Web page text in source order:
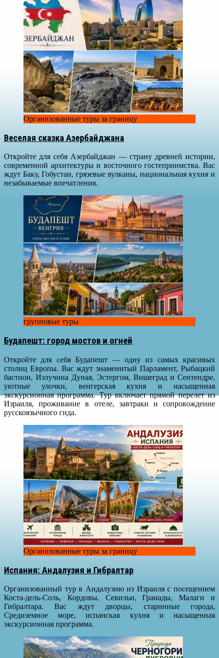
Организованные туры за границу
Веселая сказка Азербайджана
Откройте для себя Азербайджан — страну древней истории,
современной архитектуры и восточного гостеприимства. Вас
ждут Баку, Гобустан, грязевые вулканы, национальная кухня и
незабываемые впечатления.
групповые туры
Будапешт: город мостов и огней
Откройте для себя Будапешт — одну из самых красивых
столиц Европы. Вас ждут знаменитый Парламент, Рыбацкий
бастион, Излучина Дуная, Эстергом, Вишеград и Сентендре,
уютные улочки, венгерская кухня и насыщенная
экскурсионная программа. Тур включает прямой перелет из
Израиля, проживание в отеле, завтраки и сопровождение
русскоязычного гида.
Организованные туры за границу
Испания: Андалузия и Гибралтар
Организованный тур в Андалузию из Израиля с посещением
Коста-дель-Соль, Кордовы, Севильи, Гранады, Малаги и
Гибралтара. Вас ждут дворцы, старинные города,
Средиземное море, испанская кухня и насыщенная
экскурсионная программа.